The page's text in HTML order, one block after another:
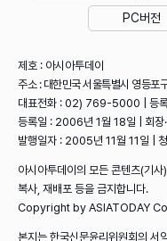
PC버전
제호 : 아시아투데이
주소 : 대한민국 서울특별시 영등포
대표전화 : 02) 769-5000 | 등
등록일 : 2006년 1월 18일 | 회장
발행일자 : 2005년 11월 11일 |
아시아투데이의 모든 콘텐츠(기
복사, 재배포 등을 금지합니다.
Copyright by ASIATODAY
본지는 한국신문윤리위원회의 서